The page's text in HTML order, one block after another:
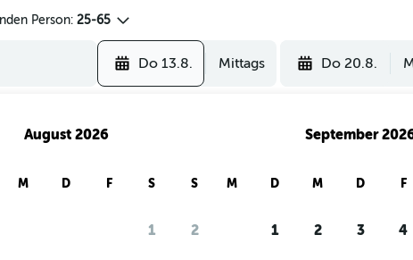
Person: 25-65
Do 13.8. Mittags Do 20.8.
August 2026
M D F S S
1 2
September
M D M D F
1 2 3 4